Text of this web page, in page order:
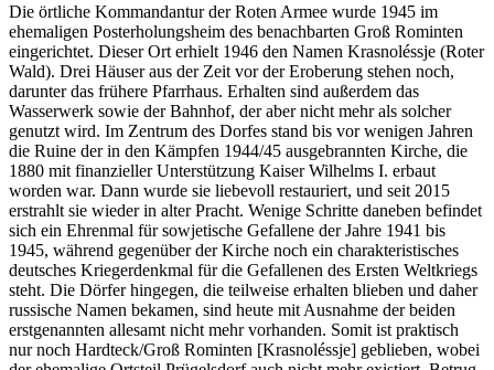
Die örtliche Kommandantur der Roten Armee wurde 1945 im
ehemaligen Posterholungsheim des benachbarten Groß Rominten
eingerichtet. Dieser Ort erhielt 1946 den Namen Krasnoléssje (Roter
Wald). Drei Häuser aus der Zeit vor der Eroberung stehen noch,
darunter das frühere Pfarrhaus. Erhalten sind außerdem das
Wasserwerk sowie der Bahnhof, der aber nicht mehr als solcher
genutzt wird. Im Zentrum des Dorfes stand bis vor wenigen Jahren
die Ruine der in den Kämpfen 1944/45 ausgebrannten Kirche, die
1880 mit finanzieller Unterstützung Kaiser Wilhelms I. erbaut
worden war. Dann wurde sie liebevoll restauriert, und seit 2015
erstrahlt sie wieder in alter Pracht. Wenige Schritte daneben befindet
sich ein Ehrenmal für sowjetische Gefallene der Jahre 1941 bis
1945, während gegenüber der Kirche noch ein charakteristisches
deutsches Kriegerdenkmal für die Gefallenen des Ersten Weltkriegs
steht. Die Dörfer hingegen, die teilweise erhalten blieben und daher
russische Namen bekamen, sind heute mit Ausnahme der beiden
erstgenannten allesamt nicht mehr vorhanden. Somit ist praktisch
nur noch Hardteck/Groß Rominten [Krasnoléssje] geblieben, wobei